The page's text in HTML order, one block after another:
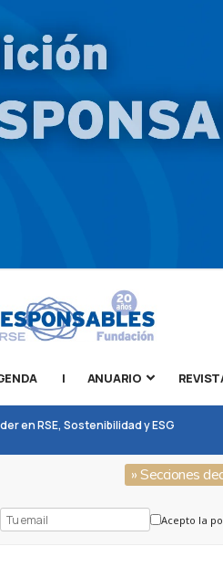
| ANUARIO
en RSE, Sostenibilidad y ESG
» Secciones
Acepto la